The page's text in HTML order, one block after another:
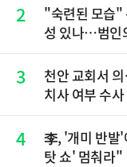
2
"숙련된 모습"
성 있나…범인
3
천안 교회서
치사 여부 수사
4
李, '개미 반
탓 쇼' 멈춰라"